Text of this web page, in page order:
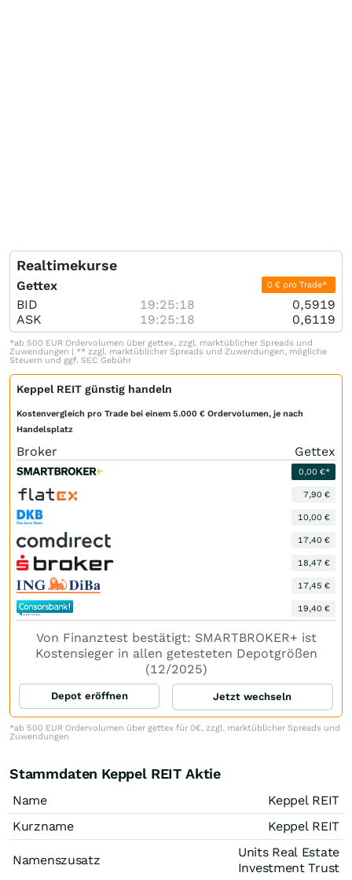
Realtimekurse
Gettex 0 € pro Trade*
BID 19:25:18
0,5919
ASK
19:25:18 0,6119
*ab 500 EUR Ordervolumen über gettex, zzgl. marktüblicher Spreads und
Zuwendungen | ** zzgl. marktüblicher Spreads und Zuwendungen, mögliche
Steuern und ggf. SEC Gebühr
Keppel REIT günstig handeln
Kostenvergleich pro Trade bei einem 5.000 € Ordervolumen, je nach
Handelsplatz
Broker Gettex
0,00 €*
7,90 €
10,00 €
17,40 €
18,47 €
17,45 €
19,40 €
Von Finanztest bestätigt: SMARTBROKER+ ist
Kostensieger in allen getesteten Depotgrößen
(12/2025)
Depot eröffnen Jetzt wechseln
*ab 500 EUR Ordervolumen über gettex für 0€, zzgl. marktüblicher Spreads und
Zuwendungen
Stammdaten Keppel REIT Aktie
Name
Keppel REIT
Kurzname
Keppel REIT
Namenszusatz
Units Real Estate
Investment Trust